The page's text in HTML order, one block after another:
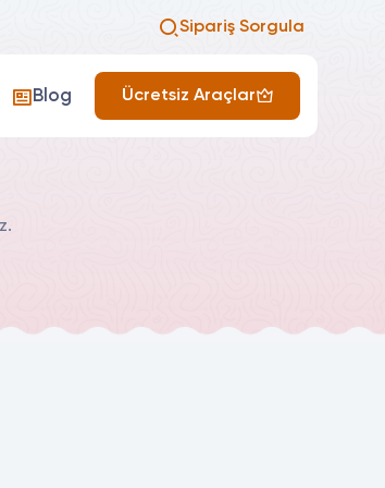
Sipariş Sorgula
Blog Ücretsiz Araçlar